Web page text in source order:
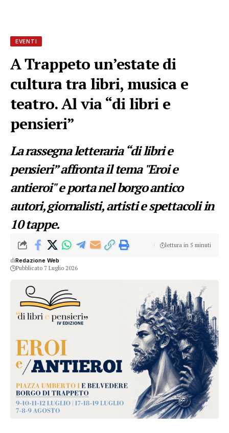
EVENTI
A Trappeto un’estate di
cultura tra libri, musica e
teatro. Al via “di libri e
pensieri”
La rassegna letteraria “di libri e
pensieri” affronta il tema "Eroi e
antieroi" e porta nel borgo antico
autori, giornalisti, artisti e spettacoli in
10 tappe.
diRedazione Web
Pubblicato 7 Luglio 2026
lettura in 5 minuti